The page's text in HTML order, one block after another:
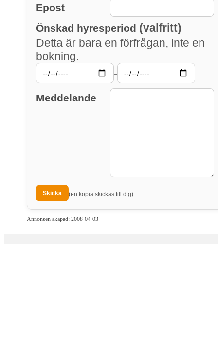
Epost
Önskad hyresperiod (valfritt)
Detta är bara en förfrågan, inte en
bokning.
–
Meddelande
(en kopia skickas till dig)
Annonsen skapad: 2008-04-03